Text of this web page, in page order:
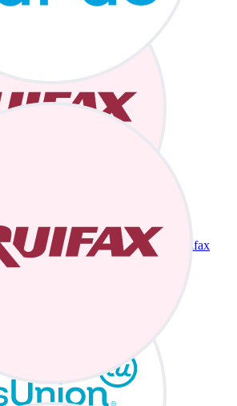
Equifax